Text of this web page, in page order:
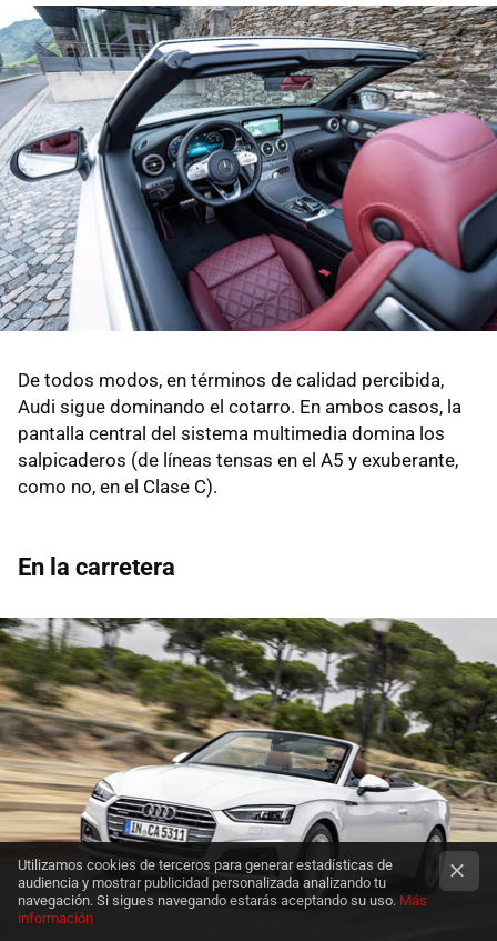
De todos modos, en términos de calidad percibida,
Audi sigue dominando el cotarro. En ambos casos, la
pantalla central del sistema multimedia domina los
salpicaderos (de líneas tensas en el A5 y exuberante,
como no, en el Clase C).
En la carretera
Utilizamos cookies de terceros para generar estadísticas de
audiencia y mostrar publicidad personalizada analizando tu
navegación. Si sigues navegando estarás aceptando su uso. Más
información